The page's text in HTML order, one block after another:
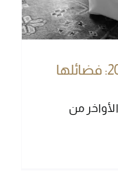
العشر الأواخر من رمضان 2026: فضائلها
من